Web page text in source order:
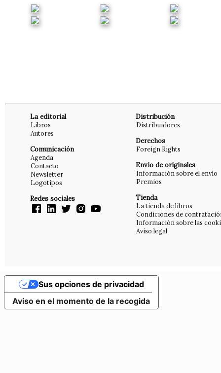
La editorial
Libros
Autores
Comunicación
Agenda
Contacto
Newsletter
Logotipos
Redes sociales
Distribución
Distribuidores
Derechos
Foreign Rights
Envío de originales
Información sobre el envío
Premios
Tienda
La tienda de libros
Condiciones de
Información sobre las
Aviso legal
Aviso en el momento de la recogida
Sus opciones de privacidad